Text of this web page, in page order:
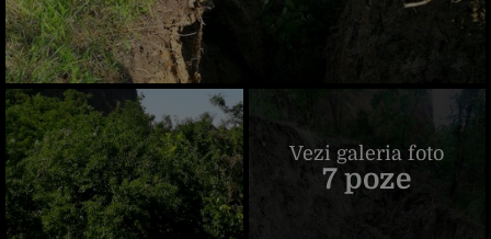
Vezi galeria foto
7 poze